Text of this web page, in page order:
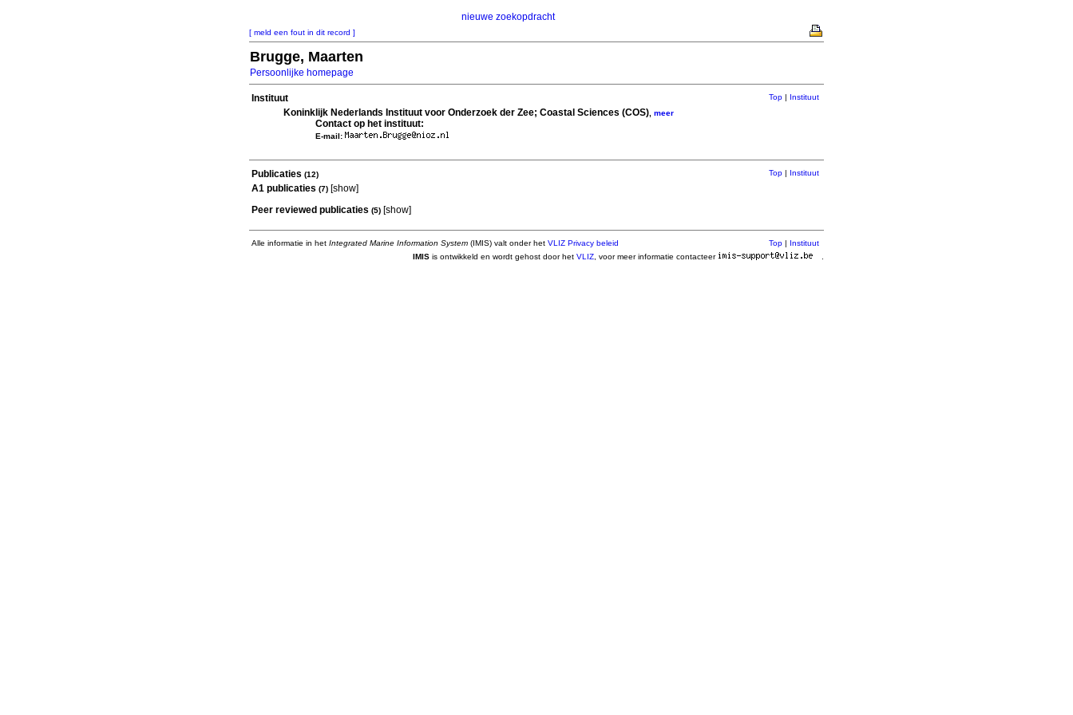
nieuwe zoekopdracht
[ meld een fout in dit record ]
Brugge, Maarten
Persoonlijke homepage
Instituut Top | Instituut
Koninklijk Nederlands Instituut voor Onderzoek der Zee; Coastal Sciences (COS) meer
Contact op het instituut:
E-mail:
Publicaties (12) Top | Instituut
A1 publicaties (7) [show]
Peer reviewed publicaties (5) [show]
Alle informatie in het Integrated Marine Information System (IMIS) valt onder het VLIZ Privacy beleid Top | Instituut
IMIS is ontwikkeld en wordt gehost door het VLIZ , voor meer informatie contacteer